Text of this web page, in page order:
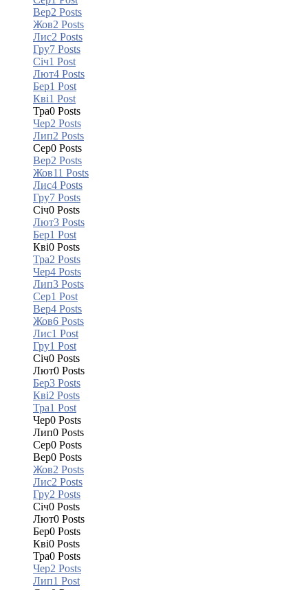
Вер2 Posts
Жов2 Posts
Лис2 Posts
Гру7 Posts
Січ1 Post
Лют4 Posts
Бер1 Post
Кві1 Post
Тра0 Posts
Чер2 Posts
Лип2 Posts
Сер0 Posts
Вер2 Posts
Жов11 Posts
Лис4 Posts
Гру7 Posts
Січ0 Posts
Лют3 Posts
Бер1 Post
Кві0 Posts
Тра2 Posts
Чер4 Posts
Лип3 Posts
Сер1 Post
Вер4 Posts
Жов6 Posts
Лис1 Post
Гру1 Post
Січ0 Posts
Лют0 Posts
Бер3 Posts
Кві2 Posts
Тра1 Post
Чер0 Posts
Лип0 Posts
Сер0 Posts
Вер0 Posts
Жов2 Posts
Лис2 Posts
Гру2 Posts
Січ0 Posts
Лют0 Posts
Бер0 Posts
Кві0 Posts
Тра0 Posts
Чер2 Posts
Лип1 Post